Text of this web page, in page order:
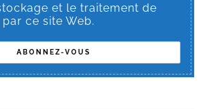
et le traitement de
ce site Web.